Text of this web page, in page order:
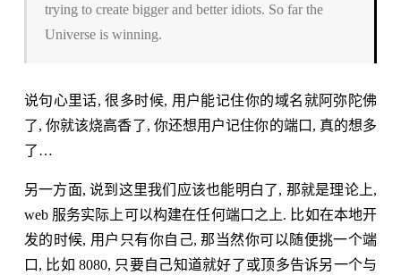
trying to create bigger and better idiots. So far the
Universe is winning.
说句心里话, 很多时候, 用户能记住你的域名就阿弥陀佛
了, 你就该烧高香了, 你还想用户记住你的端口, 真的想多
了…
另一方面, 说到这里我们应该也能明白了, 那就是理论上,
web 服务实际上可以构建在任何端口之上. 比如在本地开
发的时候, 用户只有你自己, 那当然你可以随便挑一个端
口, 比如 8080, 只要自己知道就好了或顶多告诉另一个与